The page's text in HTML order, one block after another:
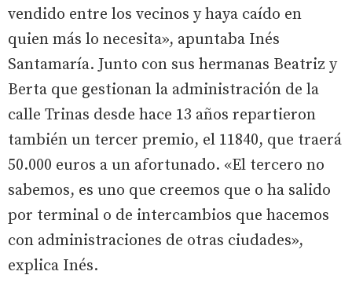
vendido entre los vecinos y haya caído en
quien más lo necesita», apuntaba Inés
Santamaría. Junto con sus hermanas Beatriz y
Berta que gestionan la administración de la
calle Trinas desde hace 13 años repartieron
también un tercer premio, el 11840, que traerá
50.000 euros a un afortunado. «El tercero no
sabemos, es uno que creemos que o ha salido
por terminal o de intercambios que hacemos
con administraciones de otras ciudades»,
explica Inés.